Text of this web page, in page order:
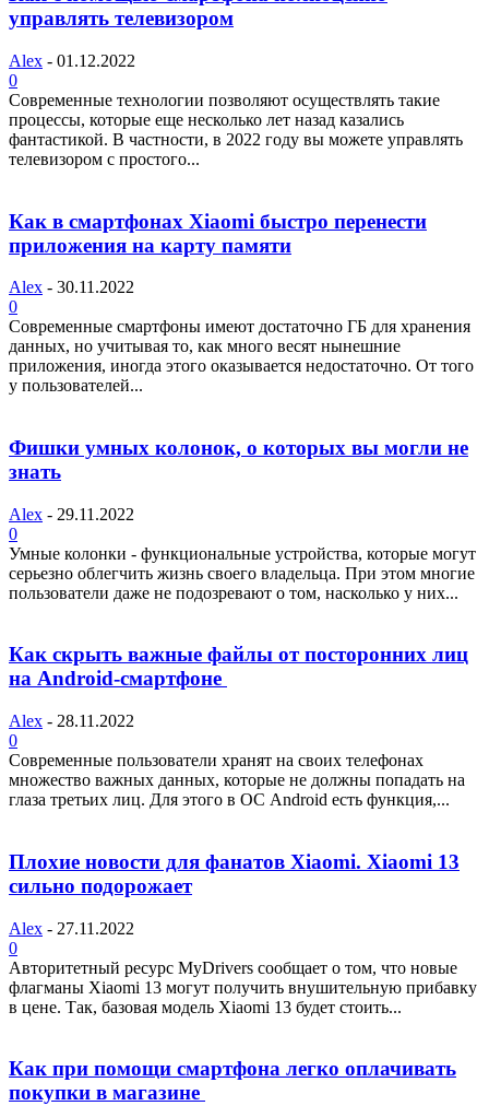
управлять телевизором
Alex - 01.12.2022
0
Современные технологии позволяют осуществлять такие
процессы, которые еще несколько лет назад казались
фантастикой. В частности, в 2022 году вы можете управлять
телевизором с простого...
Как в смартфонах Xiaomi быстро перенести
приложения на карту памяти
Alex - 30.11.2022
0
Современные смартфоны имеют достаточно ГБ для хранения
данных, но учитывая то, как много весят нынешние
приложения, иногда этого оказывается недостаточно. От того
у пользователей...
Фишки умных колонок, о которых вы могли не
знать
Alex - 29.11.2022
0
Умные колонки - функциональные устройства, которые могут
серьезно облегчить жизнь своего владельца. При этом многие
пользователи даже не подозревают о том, насколько у них...
Как скрыть важные файлы от посторонних лиц
на Android-смартфоне
Alex - 28.11.2022
0
Современные пользователи хранят на своих телефонах
множество важных данных, которые не должны попадать на
глаза третьих лиц. Для этого в ОС Android есть функция,...
Плохие новости для фанатов Xiaomi. Xiaomi 13
сильно подорожает
Alex - 27.11.2022
0
Авторитетный ресурс MyDrivers сообщает о том, что новые
флагманы Xiaomi 13 могут получить внушительную прибавку
в цене. Так, базовая модель Xiaomi 13 будет стоить...
Как при помощи смартфона легко оплачивать
покупки в магазине